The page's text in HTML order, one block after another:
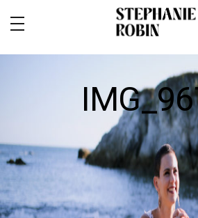
MARIAGE / FAMILLE / GROSSESSE